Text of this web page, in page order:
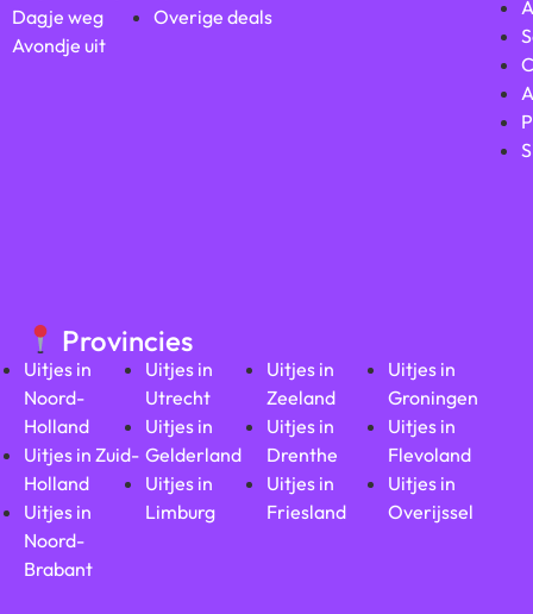
Dagje weg
Avondje uit
Overige deals
Provincies
Uitjes in
Noord-
Holland
Uitjes in Zuid-
Holland
Uitjes in
Noord-
Brabant
Uitjes in
Utrecht
Uitjes in
Gelderland
Uitjes in
Limburg
Uitjes in
Zeeland
Uitjes in
Drenthe
Uitjes in
Friesland
Uitjes in
Groningen
Uitjes in
Flevoland
Uitjes in
Overijssel